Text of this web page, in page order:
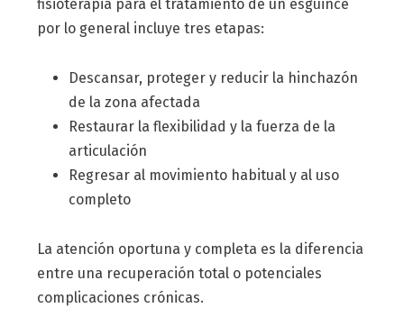
fisioterapia para el tratamiento de un esguince
por lo general incluye tres etapas:
Descansar, proteger y reducir la hinchazón
de la zona afectada
Restaurar la flexibilidad y la fuerza de la
articulación
Regresar al movimiento habitual y al uso
completo
La atención oportuna y completa es la diferencia
entre una recuperación total o potenciales
complicaciones crónicas.